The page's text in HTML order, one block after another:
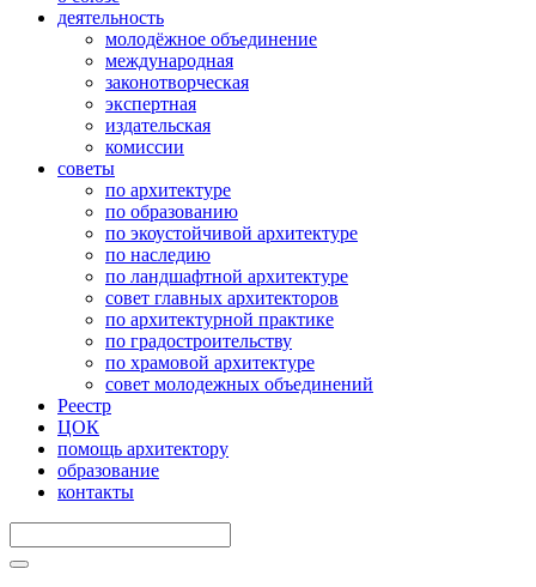
деятельность
молодёжное объединение
международная
законотворческая
экспертная
издательская
комиссии
советы
по архитектуре
по образованию
по экоустойчивой архитектуре
по наследию
по ландшафтной архитектуре
совет главных архитекторов
по архитектурной практике
по градостроительству
по храмовой архитектуре
совет молодежных объединений
Реестр
ЦОК
помощь архитектору
образование
контакты